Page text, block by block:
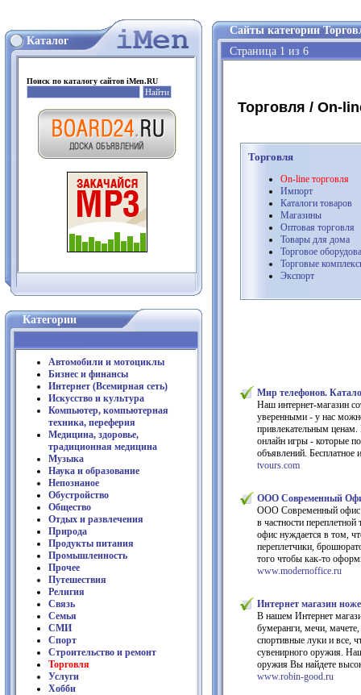
Каталог
Поиск по каталогу сайтов iMen.RU
Категории
Автомобили и мотоциклы
Бизнес и финансы
Интернет (Всемирная сеть)
Искусство и культура
Компьютер, компьютерная
техника, переферия
Медицина, здоровье,
традиционная медицина
Музыка
Наука и образование
Непознаное
Обустройство
Общество
Отдых и развлечения
Природа
Продукты питания
Промышленность
Прочее
Путешествия
Религия
Связь
Семья
СМИ
Спорт
Строительство и ремонт
Торговля
Услуги
Хобби
Сайты категории
Страница 1 из 6
Торговля / On-
Торговля
On-line торговля
Импорт
Каталоги товаров
Магазины
Оптовая торговля
Товары для дома
Торговое
Торговые
Экспорт
Мир телефонов.
Наш интернет-магазин
уверенными - у нас
привлекательным
онлайн игры - которые
объявлений. Бесплатное
tvours.com
ООО Современный
ООО Современный офис -
в частности
офис нуждается в том,
переплетчики,
того чтобы как-то
www.modernoffice.ru
Интернет магазин
В нашем Интернет
бумеранги, мечи,
спортивные луки и все,
сувенирного оружия.
оружия Вы найдете
www.robin-good.ru